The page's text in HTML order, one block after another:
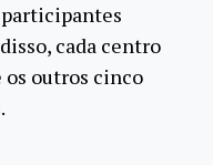
cada centro
outros cinco